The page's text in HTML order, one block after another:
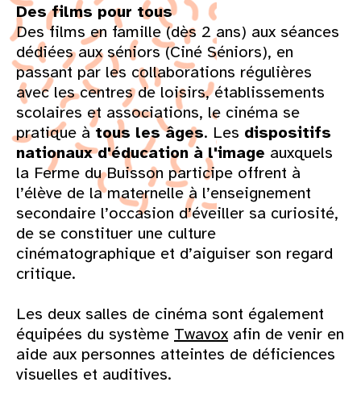
Des films pour tous
Des films en famille (dès 2 ans) aux séances
dédiées aux séniors (Ciné Séniors), en
passant par les collaborations régulières
avec les centres de loisirs, établissements
scolaires et associations, le cinéma se
pratique àtous les âges. Les dispositifs
nationaux d'éducation à l'image auxquels
la Ferme du Buisson participe offrent à
l’élève de la maternelle à l’enseignement
secondaire l’occasion d’éveiller sa curiosité,
de se constituer une culture
cinématographique et d’aiguiser son regard
critique.
Les deux salles de cinéma sont également
équipées du système Twavox afin de venir en
aide aux personnes atteintes de déficiences
visuelles et auditives.